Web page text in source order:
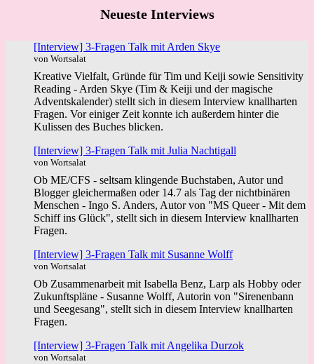
Neueste Interviews
[Interview] 3-Fragen Talk mit Arden Skye
von Wortsalat
Kreative Vielfalt, Gründe für Tim und Keiji sowie Sensitivity
Reading - Arden Skye (Tim & Keiji und der magische
Adventskalender) stellt sich in diesem Interview knallharten
Fragen. Vor einiger Zeit konnte ich außerdem hinter die
Kulissen des Buches blicken.
[Interview] 3-Fragen Talk mit Julia Nachtigall
von Wortsalat
Ob ME/CFS - seltsam klingende Buchstaben, Autor und
Blogger gleichermaßen oder 14.7 als Tag der nichtbinären
Menschen - Ingo S. Anders, Autor von "MS Queer - Mit dem
Schiff ins Glück", stellt sich in diesem Interview knallharten
Fragen.
[Interview] 3-Fragen Talk mit Susanne Wolff
von Wortsalat
Ob Zusammenarbeit mit Isabella Benz, Larp als Hobby oder
Zukunftspläne - Susanne Wolff, Autorin von "Sirenenbann
und Seegesang", stellt sich in diesem Interview knallharten
Fragen.
[Interview] 3-Fragen Talk mit Angelika Durzok
von Wortsalat